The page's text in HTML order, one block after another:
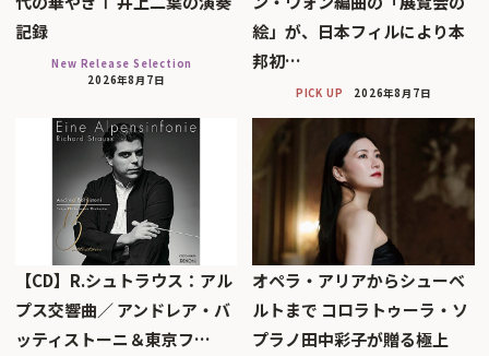
記録
New Release Selection
2026年8月7日
絵」が、日本フィルにより本
邦初…
PICK UP 2026年8月7日
【CD】R.シュトラウス：アル
プス交響曲／ アンドレア・バ
ッティストーニ＆東京フ…
オペラ・アリアからシューベ
ルトまで コロラトゥーラ・ソ
プラノ田中彩子が贈る極上